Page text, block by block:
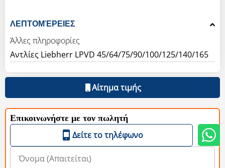
ΛΕΠΤΟΜΈΡΕΙΕΣ
Άλλες πληροφορίες
Αντλίες Liebherr LPVD 45/64/75/90/100/125/140/165
Αίτημα τιμής
Επικοινωνήστε με τον πωλητή
Δείτε το τηλέφωνο